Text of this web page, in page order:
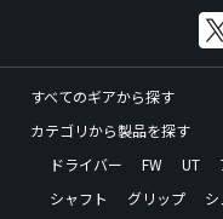
すべてのギアから探す
カテゴリから製品を探す
ドライバー
FW UT
シャフト
グリップ